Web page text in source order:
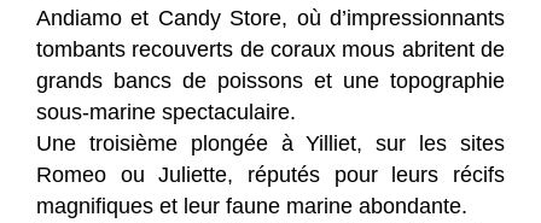
Andiamo et Candy Store, où d’impressionnants
tombants recouverts de coraux mous abritent de
grands bancs de poissons et une topographie
sous-marine spectaculaire.
Une troisième plongée à Yilliet, sur les sites
Romeo ou Juliette, réputés pour leurs récifs
magnifiques et leur faune marine abondante.